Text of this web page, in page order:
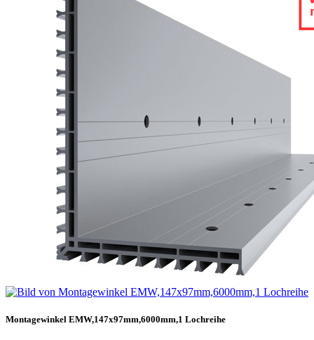
Montagewinkel EMW,147x97mm,6000mm,1 Lochreihe